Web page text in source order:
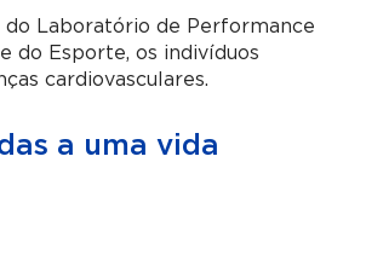
Laboratório de Performance
do Esporte, os indivíduos
cardiovasculares.
a uma vida